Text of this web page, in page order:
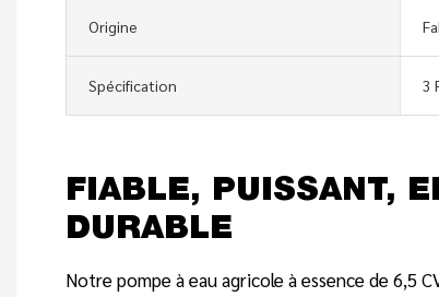
Origine
Spécification 3
FIABLE, PUISSANT,
DURABLE
Notre pompe à eau agricole à essence de 6,5